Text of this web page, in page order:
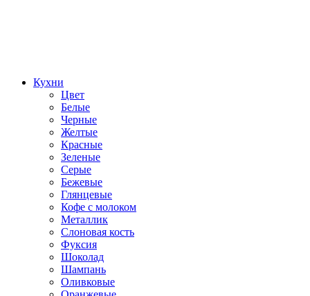
Кухни
Цвет
Белые
Черные
Желтые
Красные
Зеленые
Серые
Бежевые
Глянцевые
Кофе с молоком
Металлик
Слоновая кость
Фуксия
Шоколад
Шампань
Оливковые